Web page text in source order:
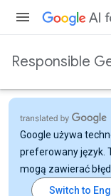
Responsible
Google używa
preferowany język.
mogą zawierać